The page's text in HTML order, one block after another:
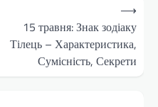
15 травня: Знак зодіаку
Тілець – Характеристика,
Сумісність, Секрети
⟶